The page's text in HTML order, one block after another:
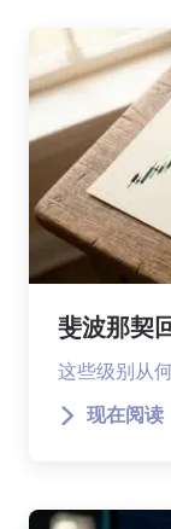
斐波那契
这些级别从
现在阅读